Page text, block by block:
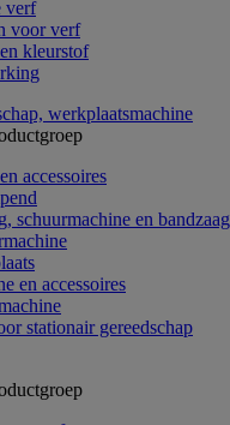
verf
voor verf
kleurstof
werkplaatsmachine
accessoires
schuurmachine en bandzaag
en accessoires
stationair gereedschap